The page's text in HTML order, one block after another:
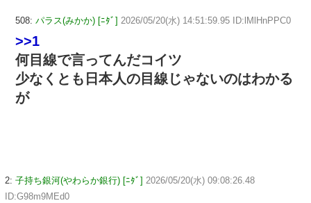
508: パラス(みかか) [ﾆﾀﾞ] 2026/05/20(水) 14:51:59.95 ID:lMlHnPPC0
>>1
何目線で言ってんだコイツ
少なくとも日本人の目線じゃないのはわかる
が
2: 子持ち銀河(やわらか銀行) [ﾆﾀﾞ] 2026/05/20(水) 09:08:26.48
ID:G98m9MEd0